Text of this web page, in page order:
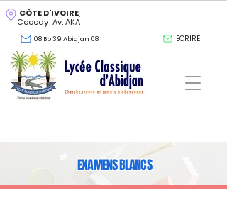
CÔTE D'IVOIRE
Cocody Av. AKA
08 Bp 39 Abidjan 08 ECRIRE
EXAMENS BLANCS